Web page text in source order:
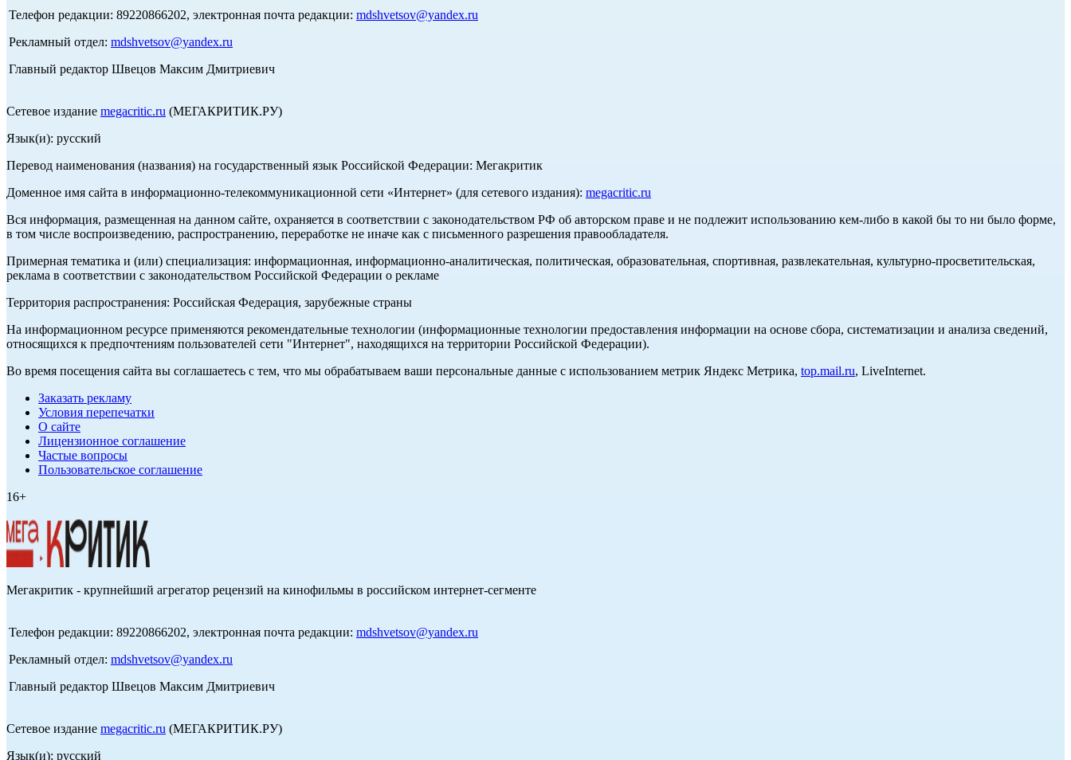
Телефон редакции: 89220866202, электронная почта редакции: mdshvetsov@yandex.ru
Рекламный отдел: mdshvetsov@yandex.ru
Главный редактор Швецов Максим Дмитриевич
Сетевое издание megacritic.ru (МЕГАКРИТИК.РУ)
Язык(и): русский
Перевод наименования (названия) на государственный язык Российской Федерации: Мегакритик
Доменное имя сайта в информационно-телекоммуникационной сети «Интернет» (для сетевого издания): megacritic.ru
Вся информация, размещенная на данном сайте, охраняется в соответствии с законодательством РФ об авторском праве и не подлежит использованию кем-либо в какой бы то ни было форме,
в том числе воспроизведению, распространению, переработке не иначе как с письменного разрешения правообладателя.
Примерная тематика и (или) специализация: информационная, информационно-аналитическая, политическая, образовательная, спортивная, развлекательная, культурно-просветительская,
реклама в соответствии с законодательством Российской Федерации о рекламе
Территория распространения: Российская Федерация, зарубежные страны
На информационном ресурсе применяются рекомендательные технологии (информационные технологии предоставления информации на основе сбора, систематизации и анализа сведений,
относящихся к предпочтениям пользователей сети "Интернет", находящихся на территории Российской Федерации).
Во время посещения сайта вы соглашаетесь с тем, что мы обрабатываем ваши персональные данные с использованием метрик Яндекс Метрика, top.mail.ru, LiveInternet.
Заказать рекламу
Условия перепечатки
О сайте
Лицензионное соглашение
Частые вопросы
Пользовательское соглашение
16+
Мегакритик - крупнейший агрегатор рецензий на кинофильмы в российском интернет-сегменте
Телефон редакции: 89220866202, электронная почта редакции: mdshvetsov@yandex.ru
Рекламный отдел: mdshvetsov@yandex.ru
Главный редактор Швецов Максим Дмитриевич
Сетевое издание megacritic.ru (МЕГАКРИТИК.РУ)
Язык(и): русский